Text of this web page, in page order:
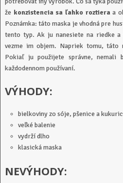
že konzistencia sa ľahko roztiera a
Poznámka: táto maska je vhodná pre
tento typ. Ak ju nanesiete na riedke
vezme im objem. Napriek tomu, táto
Pokiaľ ju použijete správne,
každodennom používaní.
VÝHODY:
bielkoviny zo sóje, pšenice a
veľké balenie
vydrží dlho
klasická maska
NEVÝHODY: